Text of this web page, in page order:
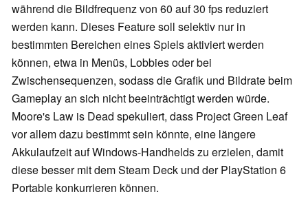
während die Bildfrequenz von 60 auf 30 fps reduziert
werden kann. Dieses Feature soll selektiv nur in
bestimmten Bereichen eines Spiels aktiviert werden
können, etwa in Menüs, Lobbies oder bei
Zwischensequenzen, sodass die Grafik und Bildrate beim
Gameplay an sich nicht beeinträchtigt werden würde.
Moore's Law is Dead spekuliert, dass Project Green Leaf
vor allem dazu bestimmt sein könnte, eine längere
Akkulaufzeit auf Windows-Handhelds zu erzielen, damit
diese besser mit dem Steam Deck und der PlayStation 6
Portable konkurrieren können.